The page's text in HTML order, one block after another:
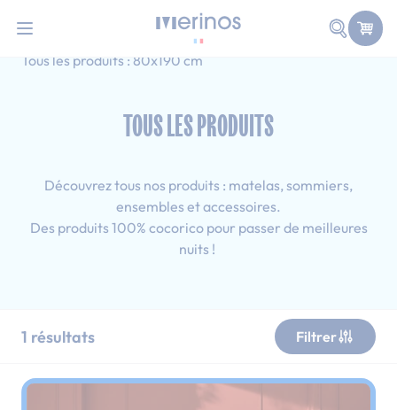
Faire
Accueil
Adulte
Tous les produits : 80x190 cm
TOUS LES PRODUITS
Découvrez tous nos produits : matelas, sommiers,
ensembles et accessoires.
Des produits 100% cocorico pour passer de meilleures
nuits !
1 résultats Filtrer